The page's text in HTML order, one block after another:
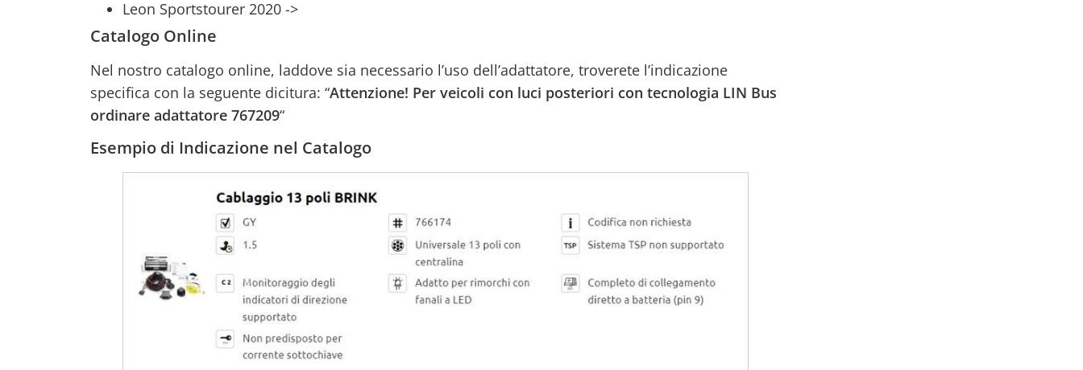
Leon Sportstourer 2020 ->
Catalogo Online
Nel nostro catalogo online, laddove sia necessario l’uso dell’adattatore, troverete l’indicazione
specifica con la seguente dicitura: “Attenzione! Per veicoli con luci posteriori con tecnologia LIN Bus
ordinare adattatore 767209“
Esempio di Indicazione nel Catalogo